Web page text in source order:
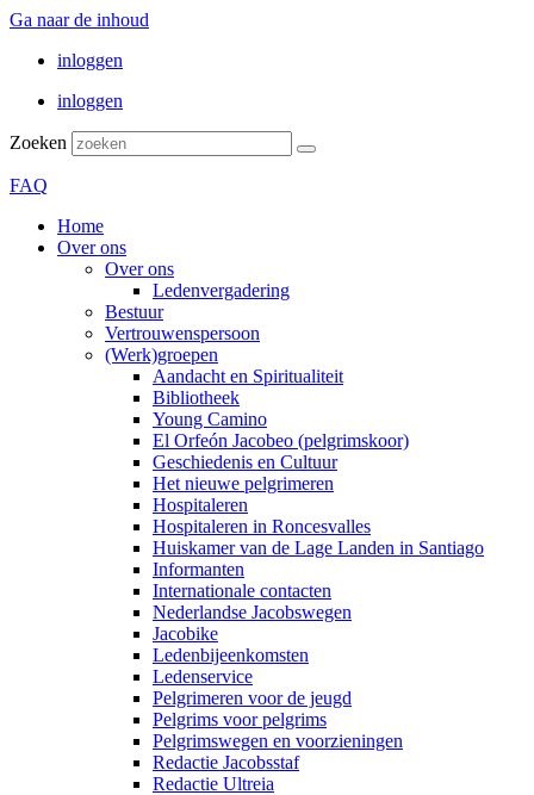
Ga naar de inhoud
inloggen
inloggen
Zoeken
FAQ
Home
Over ons
Over ons
Ledenvergadering
Bestuur
Vertrouwenspersoon
(Werk)groepen
Aandacht en Spiritualiteit
Bibliotheek
Young Camino
El Orfeón Jacobeo (pelgrimskoor)
Geschiedenis en Cultuur
Het nieuwe pelgrimeren
Hospitaleren
Hospitaleren in Roncesvalles
Huiskamer van de Lage Landen in Santiago
Informanten
Internationale contacten
Nederlandse Jacobswegen
Jacobike
Ledenbijeenkomsten
Ledenservice
Pelgrimeren voor de jeugd
Pelgrims voor pelgrims
Pelgrimswegen en voorzieningen
Redactie Jacobsstaf
Redactie Ultreia